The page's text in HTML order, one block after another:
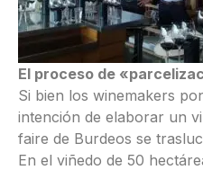
El proceso de
Si bien los winemakers
intención de elaborar un
faire de Burdeos se
En el viñedo de 50